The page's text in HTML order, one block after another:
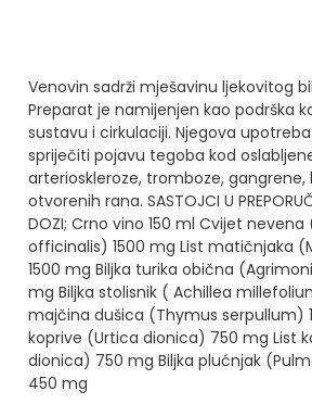
Venovin sadrži mješavinu ljekovitog
Preparat je namijenjen kao podrška
sustavu i cirkulaciji. Njegova
spriječiti pojavu tegoba kod
arterioskleroze, tromboze, gangrene,
otvorenih rana. SASTOJCI U
DOZI; Crno vino 150 ml Cvijet nevena
officinalis) 1500 mg List matičnjaka
1500 mg Biljka turika obična
mg Biljka stolisnik ( Achillea
majčina dušica (Thymus serpullum)
koprive (Urtica dionica) 750 mg List
dionica) 750 mg Biljka plućnjak
450 mg